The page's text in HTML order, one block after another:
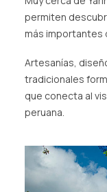
permiten
más importantes
Artesanías,
tradicionales
que conecta al
peruana.